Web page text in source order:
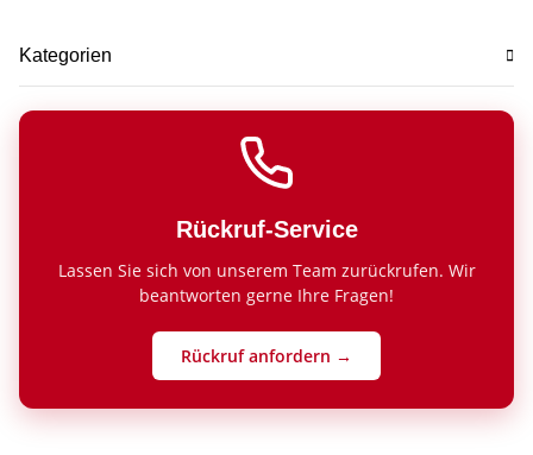
Kategorien
Rückruf-Service
Lassen Sie sich von unserem Team zurückrufen. Wir
beantworten gerne Ihre Fragen!
Rückruf anfordern →